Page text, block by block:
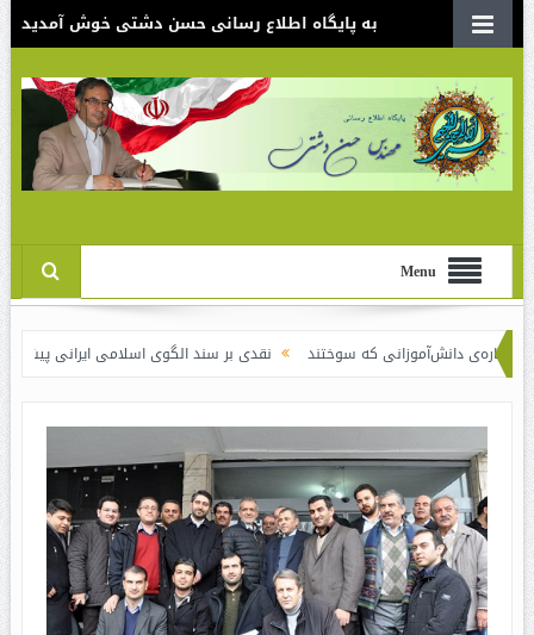
به پایگاه اطلاع رسانی حسن دشتی خوش آمدید
Menu
که سوختند نقدی بر سند الگوی اسلامی ایرانی پیشرفت / لاف در غریبی